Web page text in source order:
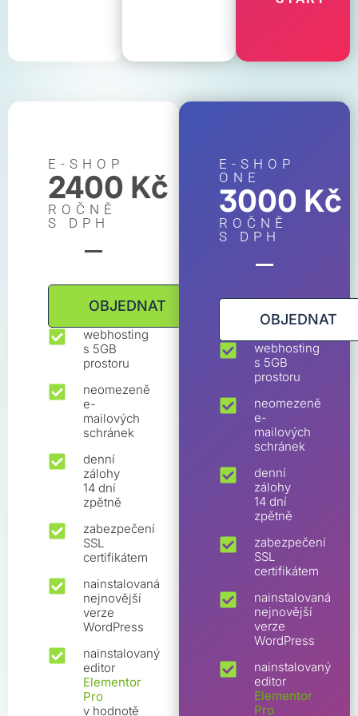
E-SHOP
2400 Kč
ROČNĚ
S DPH
OBJEDNAT
webhosting
s 5GB
prostoru
neomezeně
e-
mailových
schránek
denní
zálohy
14 dní
zpětně
zabezpečení
SSL
certifikátem
nainstalovaná
nejnovější
verze
WordPress
nainstalovaný
editor
Elementor
Pro
v hodnotě
E-SHOP
ONE
3000 Kč
ROČNĚ
S DPH
OBJEDNAT
webhosting
s 5GB
prostoru
neomezeně
e-
mailových
schránek
denní
zálohy
14 dní
zpětně
zabezpečení
SSL
certifikátem
nainstalovaná
nejnovější
verze
WordPress
nainstalovaný
editor
Elementor
Pro